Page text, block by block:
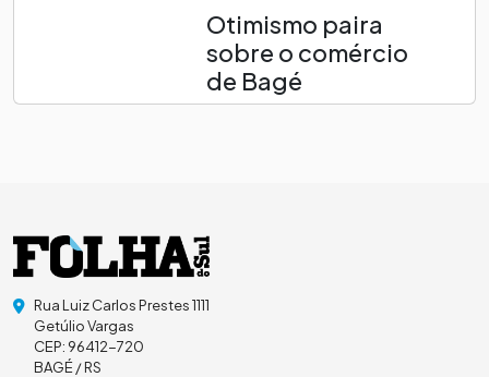
Otimismo paira
sobre o comércio
de Bagé
Rua Luiz Carlos Prestes 1111
Getúlio Vargas
CEP: 96412-720
BAGÉ / RS